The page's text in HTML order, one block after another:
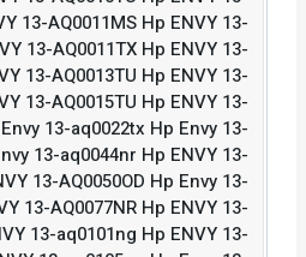
13-AQ0011MS Hp ENVY 13-
13-AQ0011TX Hp ENVY 13-
13-AQ0013TU Hp ENVY 13-
13-AQ0015TU Hp ENVY 13-
13-aq0022tx Hp Envy 13-
13-aq0044nr Hp ENVY 13-
13-AQ0050OD Hp Envy 13-
13-AQ0077NR Hp ENVY 13-
13-aq0101ng Hp ENVY 13-